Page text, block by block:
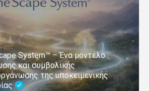
System™ – Ένα μοντέλο
και συμβολικής
της υποκειμενικής